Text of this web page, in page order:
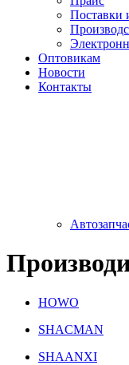
Поставки
Оптовикам
Новости
Контакты
HOWO
SHACMAN
SHAANXI